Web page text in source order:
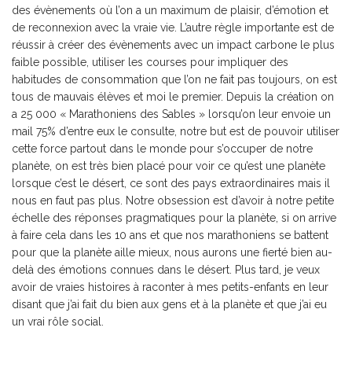
des évènements où l’on a un maximum de plaisir, d’émotion et
de reconnexion avec la vraie vie. L’autre règle importante est de
réussir à créer des évènements avec un impact carbone le plus
faible possible, utiliser les courses pour impliquer des
habitudes de consommation que l’on ne fait pas toujours, on est
tous de mauvais élèves et moi le premier. Depuis la création on
a 25 000 « Marathoniens des Sables » lorsqu’on leur envoie un
mail 75% d’entre eux le consulte, notre but est de pouvoir utiliser
cette force partout dans le monde pour s’occuper de notre
planète, on est très bien placé pour voir ce qu’est une planète
lorsque c’est le désert, ce sont des pays extraordinaires mais il
nous en faut pas plus. Notre obsession est d’avoir à notre petite
échelle des réponses pragmatiques pour la planète, si on arrive
à faire cela dans les 10 ans et que nos marathoniens se battent
pour que la planète aille mieux, nous aurons une fierté bien au-
delà des émotions connues dans le désert. Plus tard, je veux
avoir de vraies histoires à raconter à mes petits-enfants en leur
disant que j’ai fait du bien aux gens et à la planète et que j’ai eu
un vrai rôle social.